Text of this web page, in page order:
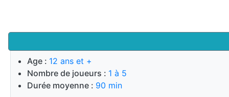
Age : 12 ans et +
Nombre de joueurs : 1 à 5
Durée moyenne : 90 min